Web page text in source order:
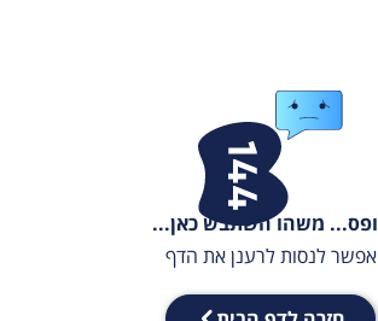
משהו השתבש כאן...
אפשר לנסות לרענן את הדף